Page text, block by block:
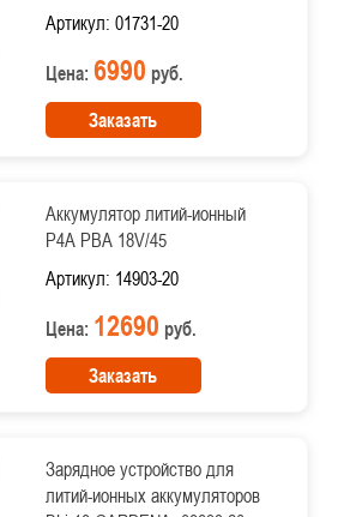
Артикул: 01731-20
Цена: 6990 руб.
Заказать
Аккумулятор литий-ионный
P4A PBA 18V/45
Артикул: 14903-20
Цена: 12690 руб.
Заказать
Зарядное устройство для
литий-ионных аккумуляторов